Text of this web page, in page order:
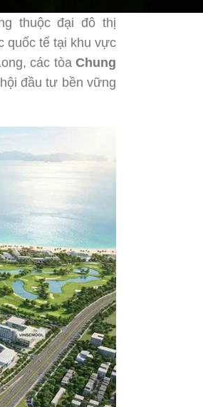
thuộc đại đô thị
quốc tế tại khu vực
các tòa Chung
đầu tư bền vững